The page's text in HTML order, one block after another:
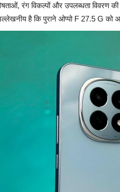
रंग विकल्पों और उपलब्धता विवरण
है कि पुराने ओप्पो F 27.5 G को